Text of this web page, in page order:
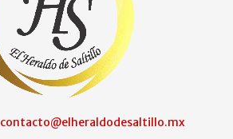
contacto@elheraldodesaltillo.mx